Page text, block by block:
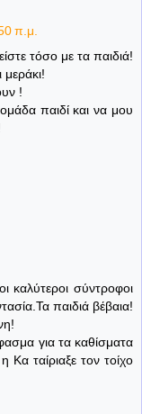
π.μ.
τόσο με τα παιδιά!
!
παιδί και να μου
καλύτεροι σύντροφοι
παιδιά βέβαια!
για τα καθίσματα
Κα ταίριαξε τον τοίχο